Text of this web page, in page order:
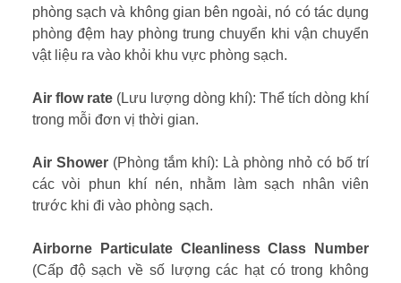
phòng sạch và không gian bên ngoài, nó có tác dụng
phòng đệm hay phòng trung chuyển khi vận chuyển
vật liệu ra vào khỏi khu vực phòng sạch.
Air flow rate (Lưu lượng dòng khí): Thể tích dòng khí
trong mỗi đơn vị thời gian.
Air Shower (Phòng tắm khí): Là phòng nhỏ có bố trí
các vòi phun khí nén, nhằm làm sạch nhân viên
trước khi đi vào phòng sạch.
Airborne Particulate Cleanliness Class Number
(Cấp độ sạch về số lượng các hạt có trong không